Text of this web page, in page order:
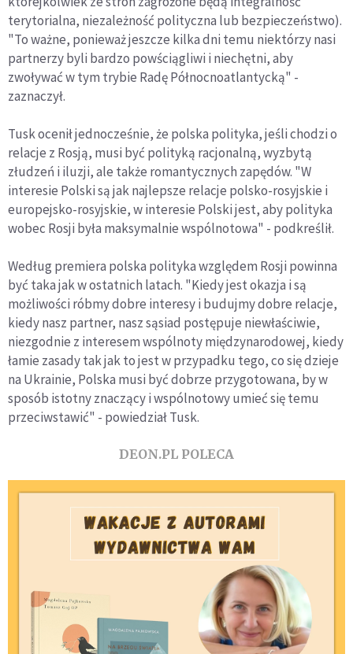
terytorialna, niezależność polityczna lub bezpieczeństwo).
"To ważne, ponieważ jeszcze kilka dni temu niektórzy nasi
partnerzy byli bardzo powściągliwi i niechętni, aby
zwoływać w tym trybie Radę Północnoatlantycką" -
zaznaczył.
Tusk ocenił jednocześnie, że polska polityka, jeśli chodzi o
relacje z Rosją, musi być polityką racjonalną, wyzbytą
złudzeń i iluzji, ale także romantycznych zapędów. "W
interesie Polski są jak najlepsze relacje polsko-rosyjskie i
europejsko-rosyjskie, w interesie Polski jest, aby polityka
wobec Rosji była maksymalnie wspólnotowa" - podkreślił.
Według premiera polska polityka względem Rosji powinna
być taka jak w ostatnich latach. "Kiedy jest okazja i są
możliwości róbmy dobre interesy i budujmy dobre relacje,
kiedy nasz partner, nasz sąsiad postępuje niewłaściwie,
niezgodnie z interesem wspólnoty międzynarodowej, kiedy
łamie zasady tak jak to jest w przypadku tego, co się dzieje
na Ukrainie, Polska musi być dobrze przygotowana, by w
sposób istotny znaczący i wspólnotowy umieć się temu
przeciwstawić" - powiedział Tusk.
DEON.PL POLECA